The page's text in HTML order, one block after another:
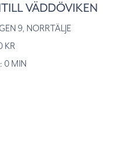
VÄDDÖVIKEN
9, NORRTÄLJE
KR
0 MIN